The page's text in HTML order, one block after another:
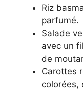
Riz
parfumé.
Salade
avec un
de
Carottes
colorées,